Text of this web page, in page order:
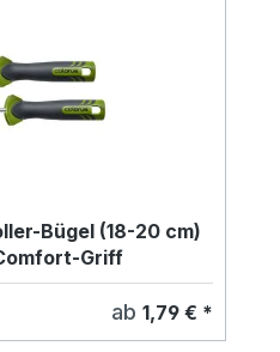
Bügel (18-20 cm)
Griff
ab 1,79 € *